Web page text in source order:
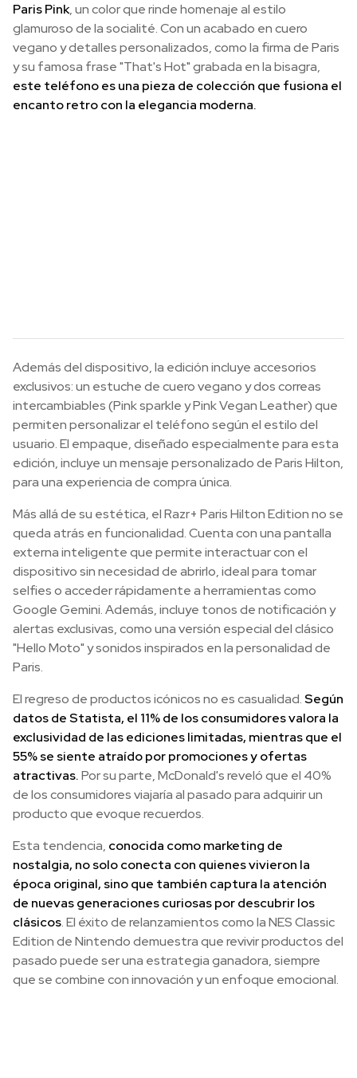
Paris Pink, un color que rinde homenaje al estilo
glamuroso de la socialité. Con un acabado en cuero
vegano y detalles personalizados, como la firma de Paris
y su famosa frase "That's Hot" grabada en la bisagra,
este teléfono es una pieza de colección que fusiona el
encanto retro con la elegancia moderna.
Además del dispositivo, la edición incluye accesorios
exclusivos: un estuche de cuero vegano y dos correas
intercambiables (Pink sparkle y Pink Vegan Leather) que
permiten personalizar el teléfono según el estilo del
usuario. El empaque, diseñado especialmente para esta
edición, incluye un mensaje personalizado de Paris Hilton,
para una experiencia de compra única.
Más allá de su estética, el Razr+ Paris Hilton Edition no se
queda atrás en funcionalidad. Cuenta con una pantalla
externa inteligente que permite interactuar con el
dispositivo sin necesidad de abrirlo, ideal para tomar
selfies o acceder rápidamente a herramientas como
Google Gemini. Además, incluye tonos de notificación y
alertas exclusivas, como una versión especial del clásico
"Hello Moto" y sonidos inspirados en la personalidad de
Paris.
El regreso de productos icónicos no es casualidad.Según
datos de Statista, el 11% de los consumidores valora la
exclusividad de las ediciones limitadas, mientras que el
55% se siente atraído por promociones y ofertas
atractivas.Por su parte, McDonald's reveló que el 40%
de los consumidores viajaría al pasado para adquirir un
producto que evoque recuerdos.
Esta tendencia, conocida como marketing de
nostalgia, no solo conecta con quienes vivieron la
época original, sino que también captura la atención
de nuevas generaciones curiosas por descubrir los
clásicos. El éxito de relanzamientos como la NES Classic
Edition de Nintendo demuestra que revivir productos del
pasado puede ser una estrategia ganadora, siempre
que se combine con innovación y un enfoque emocional.